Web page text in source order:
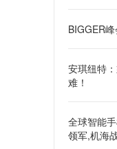
BIGGER
安琪纽特
难！
全球智能
领军,机海